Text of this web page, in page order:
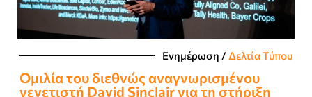
Ενημέρωση / Δελτία Τύπου
Ομιλία του διεθνώς αναγνωρισμένου
γενετιστή David Sinclair για τη στήριξη